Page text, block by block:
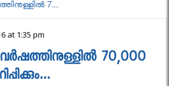
7....
at 1:35 pm
70,000